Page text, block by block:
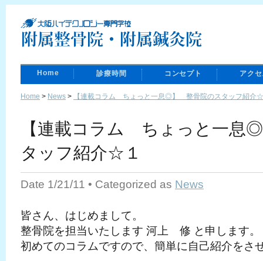
Home 診療時間 コンセプト アク
Home > News > 【連載コラム ちょっと一息◎】 整骨院のスタッフ紹介
【連載コラム ちょっと一
タッフ紹介☆１
Date 1/21/11 • Categorized as News
皆さん、はじめまして。
整骨院を担当いたします 河上 修 と申します。
初めてのコラムですので、簡単に自己紹介をさ